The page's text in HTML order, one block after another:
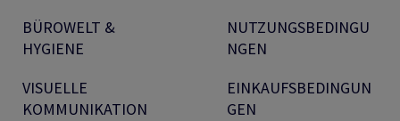
BÜROWELT &
HYGIENE
VISUELLE
KOMMUNIKATION
NUTZUNGSBEDINGU
NGEN
EINKAUFSBEDINGUN
GEN